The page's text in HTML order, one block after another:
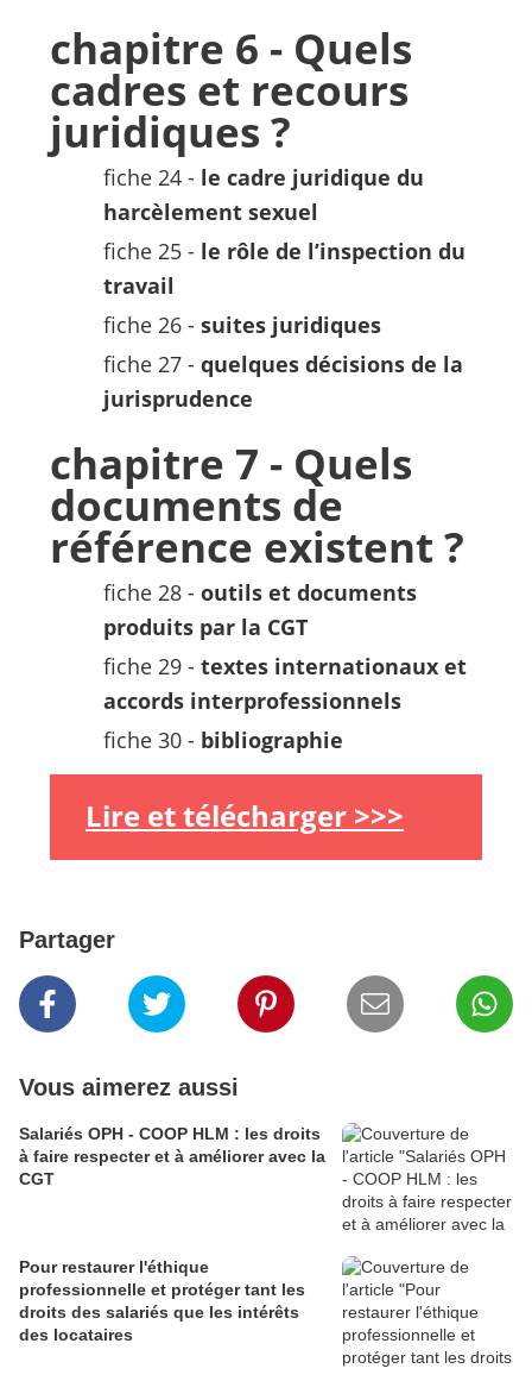
chapitre 6 - Quels
cadres et recours
juridiques ?
fiche 24 - le cadre juridique du
harcèlement sexuel
fiche 25 - le rôle de l’inspection du
travail
fiche 26 - suites juridiques
fiche 27 - quelques décisions de la
jurisprudence
chapitre 7 - Quels
documents de
référence existent ?
fiche 28 - outils et documents
produits par la CGT
fiche 29 - textes internationaux et
accords interprofessionnels
fiche 30 - bibliographie
Lire et télécharger >>>
Partager
Vous aimerez aussi
Salariés OPH - COOP HLM : les droits
à faire respecter et à améliorer avec la
CGT
Pour restaurer l'éthique
professionnelle et protéger tant les
droits des salariés que les intérêts
des locataires